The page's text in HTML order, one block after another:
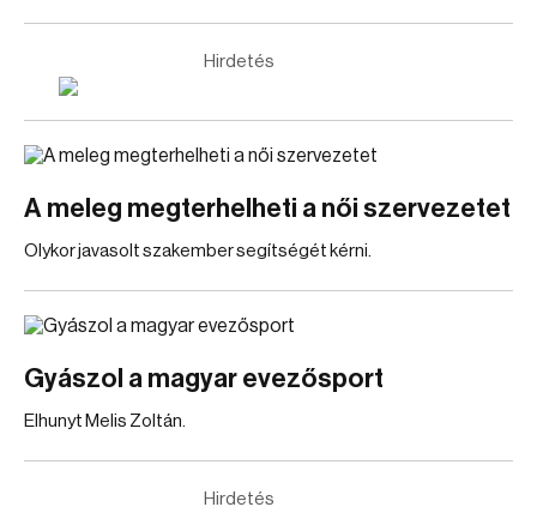
Hirdetés
A meleg megterhelheti a női szervezetet
Olykor javasolt szakember segítségét kérni.
Gyászol a magyar evezősport
Elhunyt Melis Zoltán.
Hirdetés